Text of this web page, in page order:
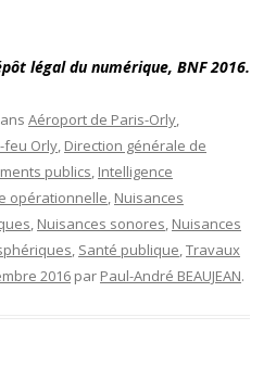
légal du numérique, BNF 2016.
Aéroport de Paris-Orly,
feu Orly, Direction générale de
publics, Intelligence
opérationnelle, Nuisances
, Nuisances sonores, Nuisances
, Santé publique,Travaux
2016 par Paul-André BEAUJEAN.